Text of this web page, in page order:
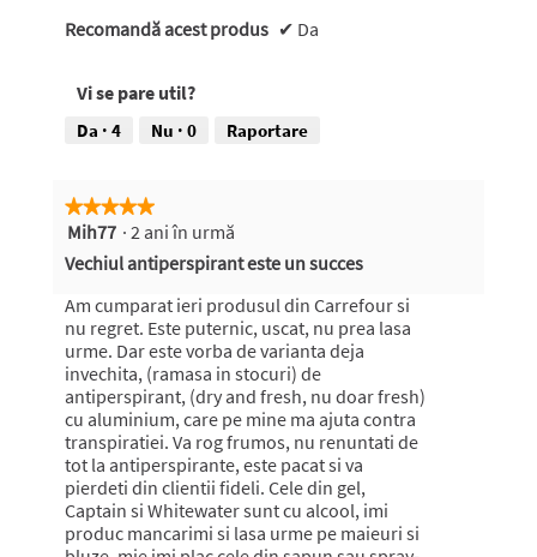
i
e
s
c
h
d
e
u
n
d
i
a
l
o
g
m
Recomandă acest produs ✔ Da
Vi se pare util?
Da · 4 Nu · 0 Raportare
★★★★★
★★★★★
5
5
stele.
Mih77 · 2 ani în urmă
Vechiul antiperspirant este un succes
Am cumparat ieri produsul din Carrefour si
nu regret. Este puternic, uscat, nu prea lasa
urme. Dar este vorba de varianta deja
invechita, (ramasa in stocuri) de
antiperspirant, (dry and fresh, nu doar fresh)
cu aluminium, care pe mine ma ajuta contra
transpiratiei. Va rog frumos, nu renuntati de
tot la antiperspirante, este pacat si va
pierdeti din clientii fideli. Cele din gel,
Captain si Whitewater sunt cu alcool, imi
produc mancarimi si lasa urme pe maieuri si